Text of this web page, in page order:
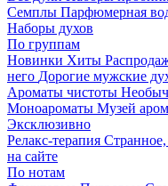
Семплы Парфюмерная
Наборы духов
По группам
Новинки Хиты
него Дорогие мужские
Ароматы чистоты
Моноароматы Музей
Эксклюзивно
Релакс-терапия
на сайте
По нотам